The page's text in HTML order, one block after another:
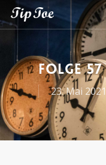
Folge
23. Mai 2021